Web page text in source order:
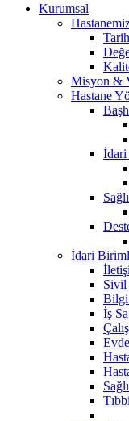
Kurumsal
Misyon &
Hastane
İdari
İdari
Sivil
Bilgi
İş